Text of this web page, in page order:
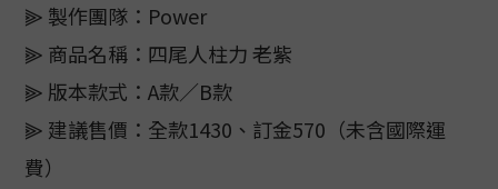
⫸ 製作團隊：Power
⫸ 商品名稱：四尾人柱力 老紫
⫸ 版本款式：A款／B款
⫸ 建議售價：全款1430、訂金570（未含國際運
費）